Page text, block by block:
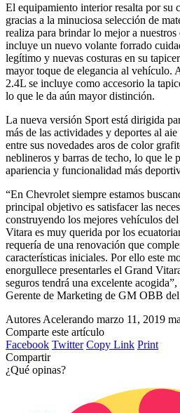
El equipamiento interior resalta por su
gracias a la minuciosa selección de
realiza para brindar lo mejor a nuestros
incluye un nuevo volante forrado
legítimo y nuevas costuras en su
mayor toque de elegancia al vehículo.
2.4L se incluye como accesorio la
lo que le da aún mayor distinción.
La nueva versión Sport está dirigida
más de las actividades y deportes al
entre sus novedades aros de color
neblineros y barras de techo, lo que le
apariencia y funcionalidad más
“En Chevrolet siempre estamos
principal objetivo es satisfacer las
construyendo los mejores vehículos
Vitara es muy querida por los
requería de una renovación que
características iniciales. Por ello este
enorgullece presentarles el Grand
seguros tendrá una excelente
Gerente de Marketing de GM OBB
Autores Acelerando marzo 11, 2019
Comparte este artículo
Facebook Twitter Copy Link Print
Compartir
¿Qué opinas?